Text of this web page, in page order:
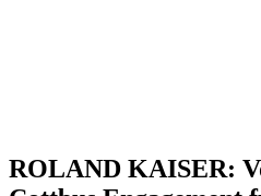
ROLAND KAISER: